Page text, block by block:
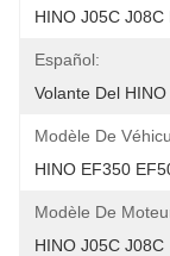
HINO J05C
Español:
Volante Del
Modèle De
HINO EF350
Modèle De
HINO J05C J08C